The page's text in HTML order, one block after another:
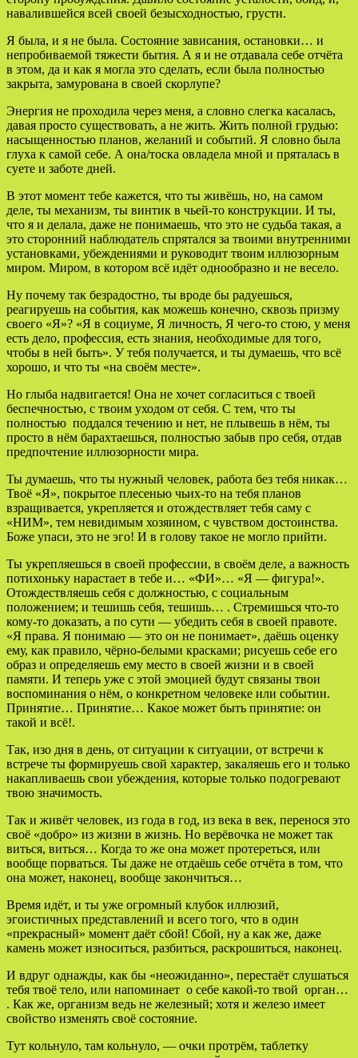
навалившейся всей своей безысходностью, грусти.
Я была, и я не была. Состояние зависания, остановки… и
непробиваемой тяжести бытия. А я и не отдавала себе отчёта
в этом, да и как я могла это сделать, если была полностью
закрыта, замурована в своей скорлупе?
Энергия не проходила через меня, а словно слегка касалась,
давая просто существовать, а не жить. Жить полной грудью:
насыщенностью планов, желаний и событий. Я словно была
глуха к самой себе. А она/тоска овладела мной и пряталась в
суете и заботе дней.
В этот момент тебе кажется, что ты живёшь, но, на самом
деле, ты механизм, ты винтик в чьей-то конструкции. И ты,
что я и делала, даже не понимаешь, что это не судьба такая, а
это сторонний наблюдатель спрятался за твоими внутренними
установками, убеждениями и руководит твоим иллюзорным
миром. Миром, в котором всё идёт однообразно и не весело.
Ну почему так безрадостно, ты вроде бы радуешься,
реагируешь на события, как можешь конечно, сквозь призму
своего «Я»? «Я в социуме, Я личность, Я чего-то стою, у меня
есть дело, профессия, есть знания, необходимые для того,
чтобы в ней быть». У тебя получается, и ты думаешь, что всё
хорошо, и что ты «на своём месте».
Но глыба надвигается! Она не хочет согласиться с твоей
беспечностью, с твоим уходом от себя. С тем, что ты
полностью поддался течению и нет, не плывешь в нём, ты
просто в нём барахтаешься, полностью забыв про себя, отдав
предпочтение иллюзорности мира.
Ты думаешь, что ты нужный человек, работа без тебя никак…
Твоё «Я», покрытое плесенью чьих-то на тебя планов
взращивается, укрепляется и отождествляет тебя саму с
«НИМ», тем невидимым хозяином, с чувством достоинства.
Боже упаси, это не эго! И в голову такое не могло прийти.
Ты укрепляешься в своей профессии, в своём деле, а важность
потихоньку нарастает в тебе и… «ФИ»… «Я — фигура!».
Отождествляешь себя с должностью, с социальным
положением; и тешишь себя, тешишь… . Стремишься что-то
кому-то доказать, а по сути — убедить себя в своей правоте.
«Я права. Я понимаю — это он не понимает», даёшь оценку
ему, как правило, чёрно-белыми красками; рисуешь себе его
образ и определяешь ему место в своей жизни и в своей
памяти. И теперь уже с этой эмоцией будут связаны твои
воспоминания о нём, о конкретном человеке или событии.
Принятие… Принятие… Какое может быть принятие: он
такой и всё!.
Так, изо дня в день, от ситуации к ситуации, от встречи к
встрече ты формируешь свой характер, закаляешь его и только
накапливаешь свои убеждения, которые только подогревают
твою значимость.
Так и живёт человек, из года в год, из века в век, перенося это
своё «добро» из жизни в жизнь. Но верёвочка не может так
виться, виться… Когда то же она может протереться, или
вообще порваться. Ты даже не отдаёшь себе отчёта в том, что
она может, наконец, вообще закончиться…
Время идёт, и ты уже огромный клубок иллюзий,
эгоистичных представлений и всего того, что в один
«прекрасный» момент даёт сбой! Сбой, ну а как же, даже
камень может износиться, разбиться, раскрошиться, наконец.
И вдруг однажды, как бы «неожиданно», перестаёт слушаться
тебя твоё тело, или напоминает о себе какой-то твой орган…
. Как же, организм ведь не железный; хотя и железо имеет
свойство изменять своё состояние.
Тут кольнуло, там кольнуло, — очки протрём, таблетку